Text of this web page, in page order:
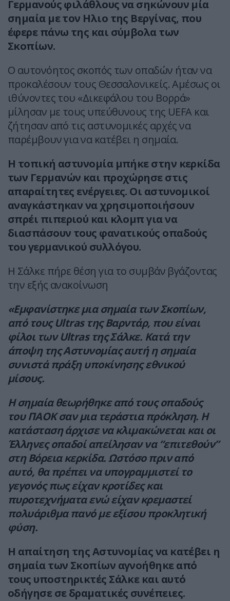
Γερμανούς φιλάθλους να σηκώνουν μία
σημαία με τον Ηλιο της Βεργίνας, που
έφερε πάνω της και σύμβολα των
Σκοπίων.
Ο αυτονόητος σκοπός των οπαδών ήταν να
προκαλέσουν τους Θεσσαλονικείς. Αμέσως οι
ιθύνοντες του «Δικεφάλου του Βορρά»
μίλησαν με τους υπεύθυνους της UEFA και
ζήτησαν από τις αστυνομικές αρχές να
παρέμβουν για να κατέβει η σημαία.
Η τοπική αστυνομία μπήκε στην κερκίδα
των Γερμανών και προχώρησε στις
απαραίτητες ενέργειες. Οι αστυνομικοί
αναγκάστηκαν να χρησιμοποιήσουν
σπρέι πιπεριού και κλομπ για να
διασπάσουν τους φανατικούς οπαδούς
του γερμανικού συλλόγου.
H Σάλκε πήρε θέση για το συμβάν βγάζοντας
την εξής ανακοίνωση
«Εμφανίστηκε μια σημαία των Σκοπίων,
από τους Ultras της Βαρντάρ, που είναι
φίλοι των Ultras της Σάλκε. Κατά την
άποψη της Aστυνομίας αυτή η σημαία
συνιστά πράξη υποκίνησης εθνικού
μίσους.
Η σημαία θεωρήθηκε από τους οπαδούς
του ΠΑΟΚ σαν μια τεράστια πρόκληση. Η
κατάσταση άρχισε να κλιμακώνεται και οι
Έλληνες οπαδοί απείλησαν να “επιτεθούν”
στη Βόρεια κερκίδα. Ωστόσο πριν από
αυτό, θα πρέπει να υπογραμμιστεί το
γεγονός πως είχαν κροτίδες και
πυροτεχνήματα ενώ είχαν κρεμαστεί
πολυάριθμα πανό με εξίσου προκλητική
φύση.
Η απαίτηση της Αστυνομίας να κατέβει η
σημαία των Σκοπίων αγνοήθηκε από
τους υποστηρικτές Σάλκε και αυτό
οδήγησε σε δραματικές συνέπειες.